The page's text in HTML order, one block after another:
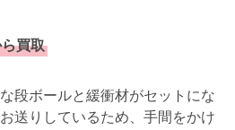
買取
段ボールと緩衝材がセットにな
送りしているため、手間をかけ